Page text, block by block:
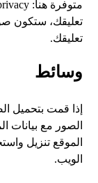
تعليقك، ستكون
تعليقك.
وسائط
إذا قمت بتحميل
الموقع تنزيل
الويب.